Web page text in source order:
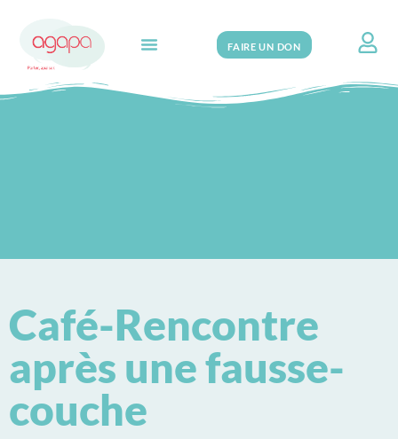
FAIRE UN DON
Café-Rencontre
après une fausse-
couche